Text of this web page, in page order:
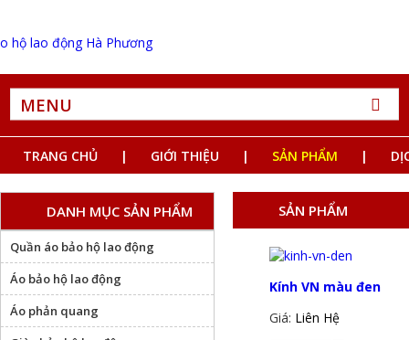
MENU
TRANG CHỦ GIỚI THIỆU SẢN PHẨM
SẢN PHẨM
Kính VN màu đen
Giá: Liên Hệ
DANH MỤC SẢN PHẨM
Quần áo bảo hộ lao động
Áo bảo hộ lao động
Áo phản quang